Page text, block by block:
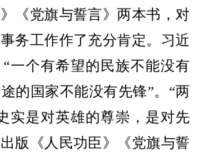
《党旗与誓言》两本书，对
务工作作了充分肯定。习近
“一个有希望的民族不能没有
的国家不能没有先锋”。“两
实是对英雄的尊崇，是对先
版《人民功臣》《党旗与誓